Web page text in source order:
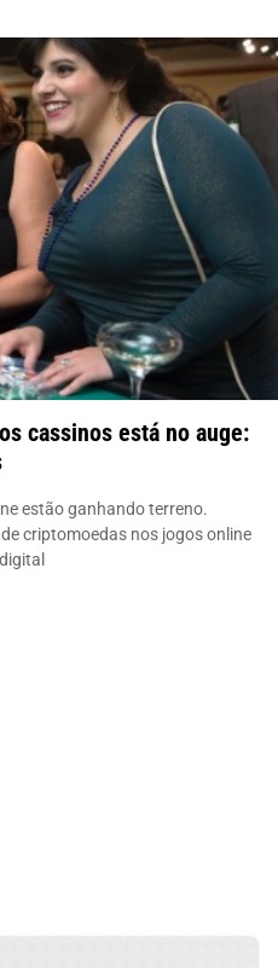
cassinos está no auge:
estão ganhando terreno.
criptomoedas nos jogos online